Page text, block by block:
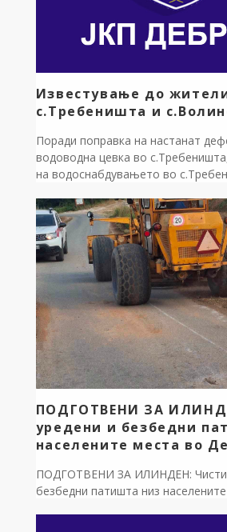
Известување до
с.Требеништа и
Поради поправка на настанат
водоводна цевка во
на водоснабдувањето во
санирањето на дефектот. ЈП за
Дебрца
ПОДГОТВЕНИ ЗА
уредени и безбедни
населените места во
ПОДГОТВЕНИ ЗА ИЛИНДЕН: Чисти,
безбедни патишта низ